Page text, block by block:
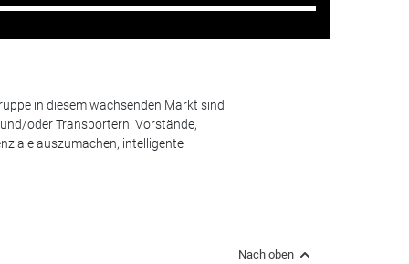
in diesem wachsenden Markt sind
oder Transportern. Vorstände,
auszumachen, intelligente
Nach oben